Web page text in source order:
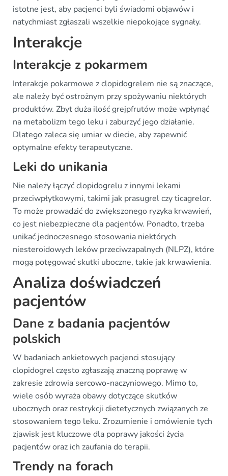
istotne jest, aby pacjenci byli świadomi objawów i
natychmiast zgłaszali wszelkie niepokojące sygnały.
Interakcje
Interakcje z pokarmem
Interakcje pokarmowe z clopidogrelem nie są znaczące,
ale należy być ostrożnym przy spożywaniu niektórych
produktów. Zbyt duża ilość grejpfrutów może wpłynąć
na metabolizm tego leku i zaburzyć jego działanie.
Dlatego zaleca się umiar w diecie, aby zapewnić
optymalne efekty terapeutyczne.
Leki do unikania
Nie należy łączyć clopidogrelu z innymi lekami
przeciwpłytkowymi, takimi jak prasugrel czy ticagrelor.
To może prowadzić do zwiększonego ryzyka krwawień,
co jest niebezpieczne dla pacjentów. Ponadto, trzeba
unikać jednoczesnego stosowania niektórych
niesteroidowych leków przeciwzapalnych (NLPZ), które
mogą potęgować skutki uboczne, takie jak krwawienia.
Analiza doświadczeń
pacjentów
Dane z badania pacjentów
polskich
W badaniach ankietowych pacjenci stosujący
clopidogrel często zgłaszają znaczną poprawę w
zakresie zdrowia sercowo-naczyniowego. Mimo to,
wiele osób wyraża obawy dotyczące skutków
ubocznych oraz restrykcji dietetycznych związanych ze
stosowaniem tego leku. Zrozumienie i omówienie tych
zjawisk jest kluczowe dla poprawy jakości życia
pacjentów oraz ich zaufania do terapii.
Trendy na forach